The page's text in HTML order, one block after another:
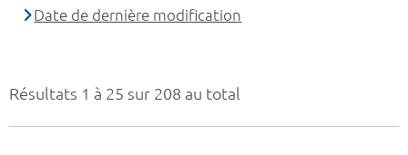
Résultats 1 à 25 sur 208 au total
Date de dernière modification